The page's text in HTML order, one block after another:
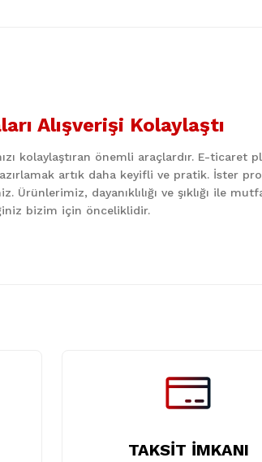
Yorum Yaz
Alışverişi Kolaylaştı
kolaylaştıran önemli araçlardır. E-
artık daha keyifli ve pratik. İster
Ürünlerimiz, dayanıklılığı ve şıklığı ile
bizim için önceliklidir.
TAKSİT İMKANI